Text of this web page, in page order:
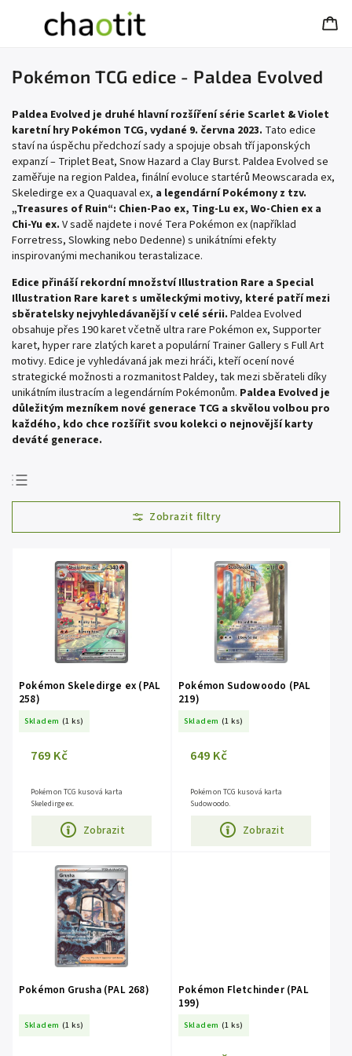
Pokémon TCG edice - Paldea Evolved
Paldea Evolved je druhé hlavní rozšíření série Scarlet & Violet
karetní hry Pokémon TCG, vydané 9. června 2023. Tato edice
staví na úspěchu předchozí sady a spojuje obsah tří japonských
expanzí – Triplet Beat, Snow Hazard a Clay Burst. Paldea Evolved se
zaměřuje na region Paldea, finální evoluce startérů Meowscarada ex,
Skeledirge ex a Quaquaval ex, a legendární Pokémony z tzv.
„Treasures of Ruin“: Chien-Pao ex, Ting-Lu ex, Wo-Chien ex a
Chi-Yu ex. V sadě najdete i nové Tera Pokémon ex (například
Forretress, Slowking nebo Dedenne) s unikátními efekty
inspirovanými mechanikou terastalizace.
Edice přináší rekordní množství Illustration Rare a Special
Illustration Rare karet s uměleckými motivy, které patří mezi
sběratelsky nejvyhledávanější v celé sérii. Paldea Evolved
obsahuje přes 190 karet včetně ultra rare Pokémon ex, Supporter
karet, hyper rare zlatých karet a populární Trainer Gallery s Full Art
motivy. Edice je vyhledávaná jak mezi hráči, kteří ocení nové
strategické možnosti a rozmanitost Paldey, tak mezi sběrateli díky
unikátním ilustracím a legendárním Pokémonům. Paldea Evolved je
důležitým mezníkem nové generace TCG a skvělou volbou pro
každého, kdo chce rozšířit svou kolekci o nejnovější karty
deváté generace.
Doporučujeme
Nejlevnější
Nejprodávanější
Abecedně
Pokémon Skeledirge ex (PAL
258)
Skladem (1 ks)
769 Kč
Zobrazit
Pokémon TCG kusová karta
Skeledirge ex.
Pokémon Sudowoodo (PAL
219)
Skladem (1 ks)
649 Kč
Zobrazit
Pokémon TCG kusová karta
Sudowoodo.
Pokémon Grusha (PAL 268)
Skladem (1 ks)
Pokémon Fletchinder (PAL
199)
Skladem (1 ks)